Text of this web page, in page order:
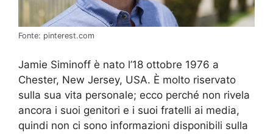
Fonte: pinterest.com
Jamie Siminoff è nato l’18 ottobre 1976 a
Chester, New Jersey, USA. È molto riservato
sulla sua vita personale; ecco perché non rivela
ancora i suoi genitori e i suoi fratelli ai media,
quindi non ci sono informazioni disponibili sulla